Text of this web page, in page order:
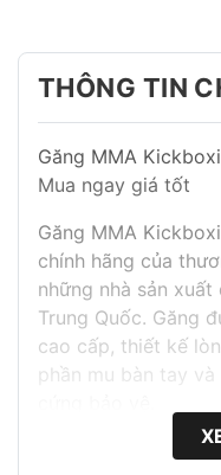
là:
THÔNG TIN
Găng MMA
Mua ngay giá tốt
Găng MMA
chính hãng của
những nhà sản
Trung Quốc. Găng
cao cấp, thiết kế
phần mu bàn tay
Găng MMA